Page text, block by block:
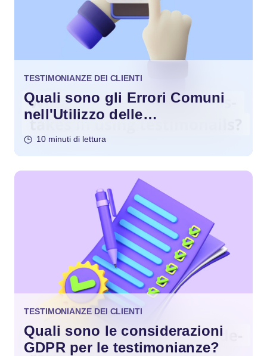
TESTIMONIANZE DEI CLIENTI
Quali sono gli Errori Comuni
nell'Utilizzo delle
10 minuti di lettura
TESTIMONIANZE DEI CLIENTI
Quali sono le considerazioni
GDPR per le testimonianze?